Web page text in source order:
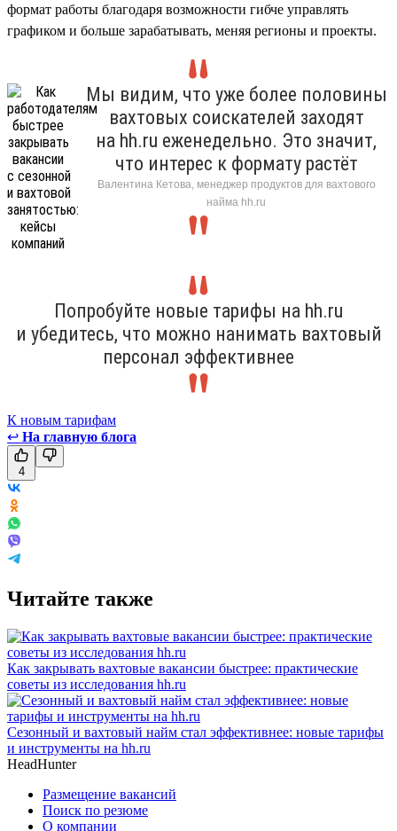
формат работы благодаря возможности гибче управлять
графиком и больше зарабатывать, меняя регионы и проекты.
Мы видим, что уже более половины
вахтовых соискателей заходят
на hh.ru еженедельно. Это значит,
что интерес к формату растёт
Валентина Кетова, менеджер продуктов для вахтового
найма hh.ru
Попробуйте новые тарифы на hh.ru
и убедитесь, что можно нанимать вахтовый
персонал эффективнее
К новым тарифам
↩ На главную блога
4
Читайте также
Как закрывать вахтовые вакансии быстрее: практические
советы из исследования hh.ru
Сезонный и вахтовый найм стал эффективнее: новые тарифы
и инструменты на hh.ru
HeadHunter
Размещение вакансий
Поиск по резюме
О компании